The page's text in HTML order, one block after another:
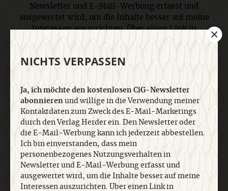
Newsletter und E-Mail-Werbung erfasst und
ausgewertet wird, um die Inhalte besser auf meine
Interessen auszurichten. Über einen Link in
Newsletter oder E-Mail kann ich diese Funktion
jederzeit ausschalten. Weiterführende
Informationen finden Sie in unseren
Datenschutzhinweisen .
E-Mail
Jetzt anmelden
NICHTS VERPASSEN
Ja, ich möchte den kostenlosen CiG-Newsletter
abonnierenund willige in die Verwendung meiner
Kontaktdaten zum Zweck des E-Mail-Marketings
durch den Verlag Herder ein. Den Newsletter oder
die E-Mail-Werbung kann ich jederzeit abbestellen.
Ich bin einverstanden, dass mein
personenbezogenes Nutzungsverhalten in
Newsletter und E-Mail-Werbung erfasst und
ausgewertet wird, um die Inhalte besser auf meine
Interessen auszurichten. Über einen Link in